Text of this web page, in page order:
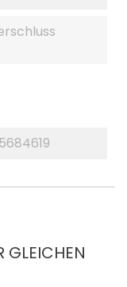
GLEICHEN